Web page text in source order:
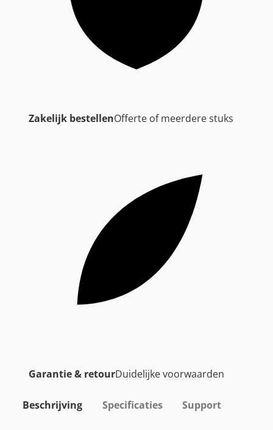
Zakelijk bestellenOfferte of meerdere stuks
Garantie & retourDuidelijke voorwaarden
Beschrijving Specificaties Support